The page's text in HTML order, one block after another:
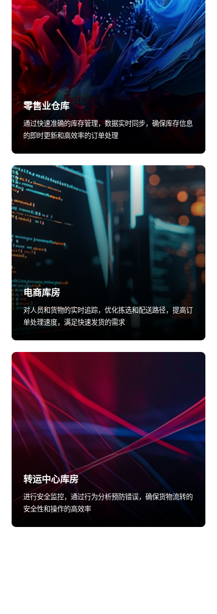
零售业仓库
通过快速准确的库存管理，数据实时同步，确保库存信息
的即时更新和高效率的订单处理
电商库房
对人员和货物的实时追踪，优化拣选和配送路径，提高订
单处理速度，满足快速发货的需求
转运中心库房
进行安全监控，通过行为分析预防错误，确保货物流转的
安全性和操作的高效率